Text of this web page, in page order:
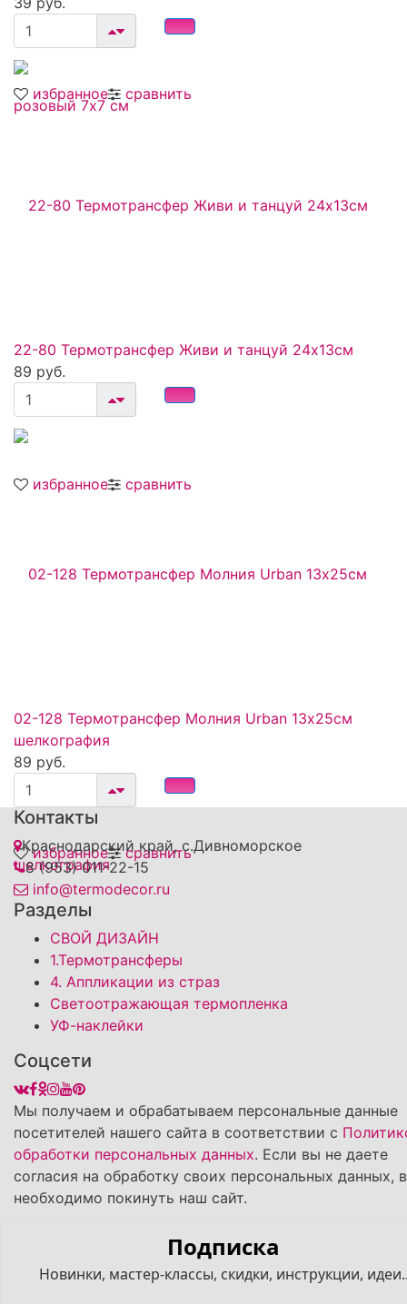
избранное сравнить
избранное сравнить
22-80 Термотрансфер Живи и танцуй 24х13см
89 руб.
избранное сравнить
02-128 Термотрансфер Молния Urban 13х25см
шелкография
89 руб.
Контакты
Краснодарский край, с.Дивноморское
8 (953) 011-22-15
info@termodecor.ru
Разделы
СВОЙ ДИЗАЙН
1.Термотрансферы
4. Аппликации из страз
Светоотражающая термопленка
УФ-наклейки
Соцсети
Мы получаем и обрабатываем персональные данные
посетителей нашего сайта в соответствии с
обработки персональных данных. Если вы не даете
согласия на обработку своих персональных данных,
необходимо покинуть наш сайт.
Подписка
Новинки, мастер-классы, скидки, инструкции,